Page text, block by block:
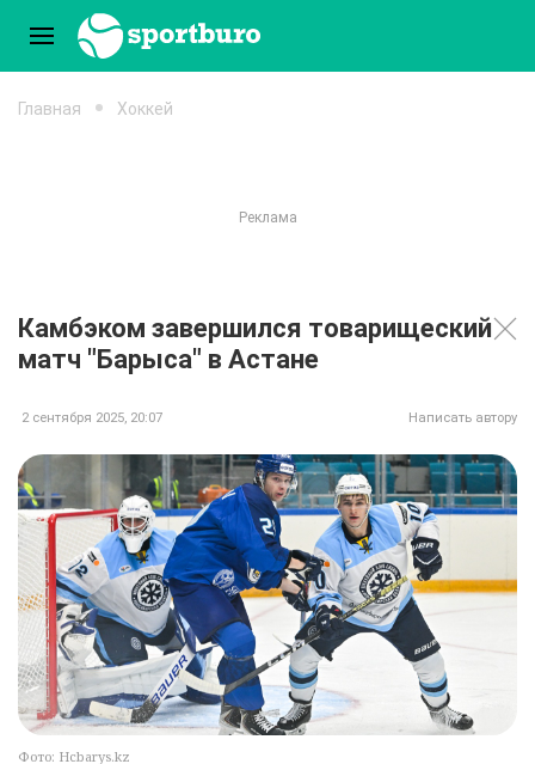
Главная Хоккей
Камбэком завершился товарищеский
матч "Барыса" в Астане
2 сентября 2025, 20:07 Написать автору
Фото: Hcbarys.kz